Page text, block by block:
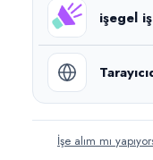
işegel
İşe alım mı